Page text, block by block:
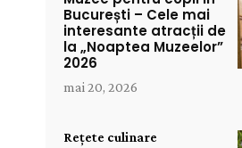
București – Cele mai
interesante atracții de
la „Noaptea Muzeelor”
2026
mai 20, 2026
Rețete culinare